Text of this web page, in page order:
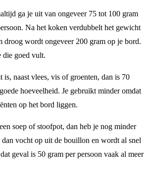
ga je uit van ongeveer 75 tot 100 gram
Na het koken verdubbelt het gewicht
droog wordt ongeveer 200 gram op je bord.
die goed vult.
is, naast vlees, vis of groenten, dan is 70
hoeveelheid. Je gebruikt minder omdat
op het bord liggen.
soep of stoofpot, dan heb je nog minder
dan vocht op uit de bouillon en wordt al snel
geval is 50 gram per persoon vaak al meer